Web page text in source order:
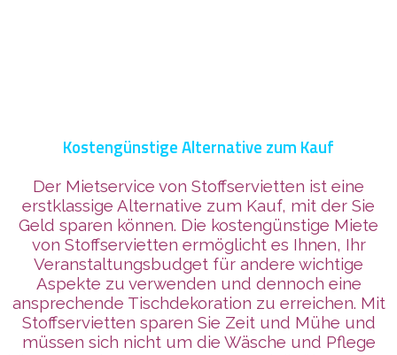
Kostengünstige Alternative zum Kauf
Der Mietservice von Stoffservietten ist eine
erstklassige Alternative zum Kauf, mit der Sie
Geld sparen können. Die kostengünstige Miete
von Stoffservietten ermöglicht es Ihnen, Ihr
Veranstaltungsbudget für andere wichtige
Aspekte zu verwenden und dennoch eine
ansprechende Tischdekoration zu erreichen. Mit
Stoffservietten sparen Sie Zeit und Mühe und
müssen sich nicht um die Wäsche und Pflege